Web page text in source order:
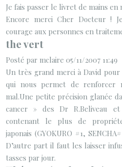
Je fais passer le livret de mains en
Encore merci Cher Docteur !
courage aux personnes en
the vert
Posté par mclaire 05/11/2007 11:49
Un très grand merci à David
qui nous permet de renforcer
mal.Une petite précision glanée
cancer » des Dr R.Beliveau
contenant le plus de
japonais (GYOKURO #1,
D’autre part il faut les laisser
tasses par jour.